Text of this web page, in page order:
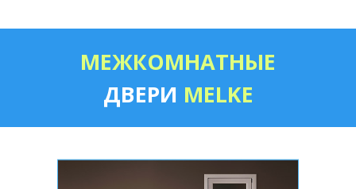
МЕЖКОМНАТНЫЕ
ДВЕРИ MELKE